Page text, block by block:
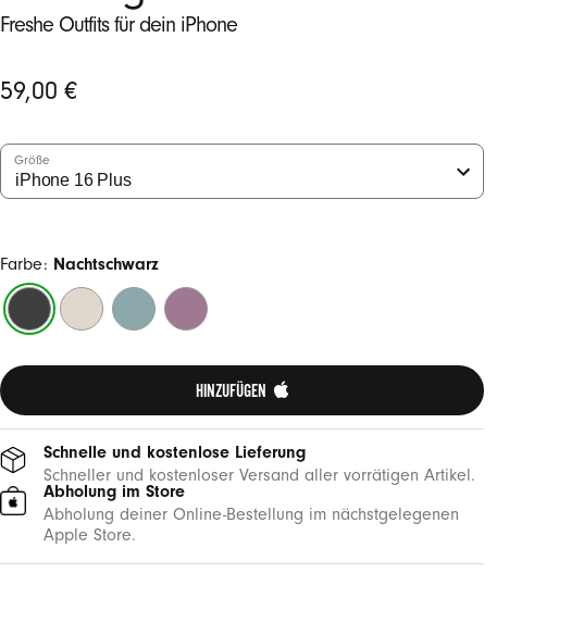
Freshe Outfits für dein iPhone
Ursprünglicher
59,00 €
Größe
Farbe: Nachtschwarz
Nachtschwarz
FelsbeigePazifikblauAbendlila
HINZUFÜGEN
Schnelle und kostenlose Lieferung
Schneller und kostenloser Versand aller vorrätigen Artikel.
Abholung im Store
Abholung deiner Online-Bestellung im nächstgelegenen
Apple Store.